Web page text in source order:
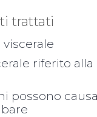
trattati
riferito alla
possono